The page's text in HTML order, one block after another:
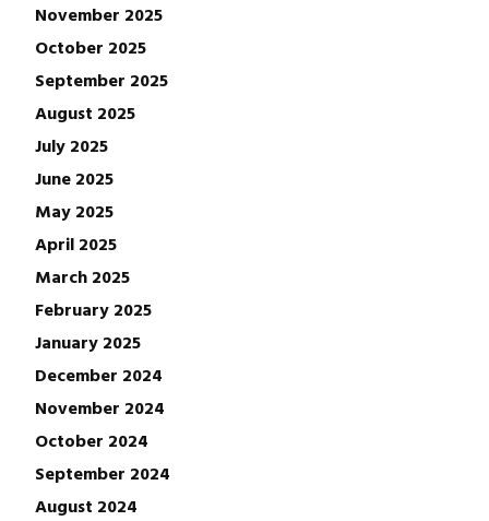
November 2025
October 2025
September 2025
August 2025
July 2025
June 2025
May 2025
April 2025
March 2025
February 2025
January 2025
December 2024
November 2024
October 2024
September 2024
August 2024